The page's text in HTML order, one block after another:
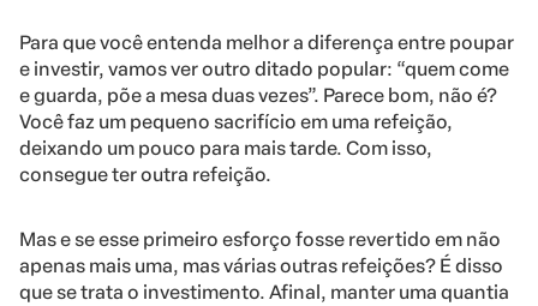
Para que você entenda melhor a diferença entre poupar
e investir, vamos ver outro ditado popular: “quem come
e guarda, põe a mesa duas vezes”. Parece bom, não é?
Você faz um pequeno sacrifício em uma refeição,
deixando um pouco para mais tarde. Com isso,
consegue ter outra refeição.
Mas e se esse primeiro esforço fosse revertido em não
apenas mais uma, mas várias outras refeições? É disso
que se trata o investimento. Afinal, manter uma quantia